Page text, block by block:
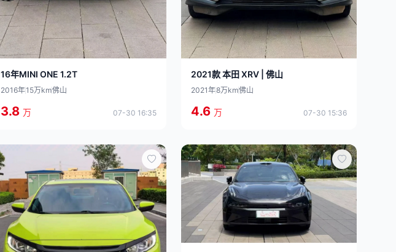
16年MINI ONE 1.2T
2016年15万km佛山
3.8 万 07-30 16:35
2021款 本田 XRV | 佛山
2021年8万km佛山
4.6 万 07-30 15:36